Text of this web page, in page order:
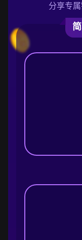
分享专